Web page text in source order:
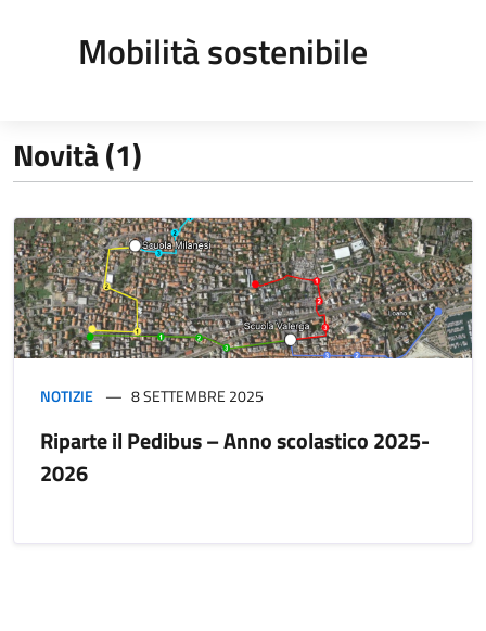
Mobilità sostenibile
Novità (1)
NOTIZIE 8 SETTEMBRE 2025
Riparte il Pedibus – Anno scolastico 2025-
2026